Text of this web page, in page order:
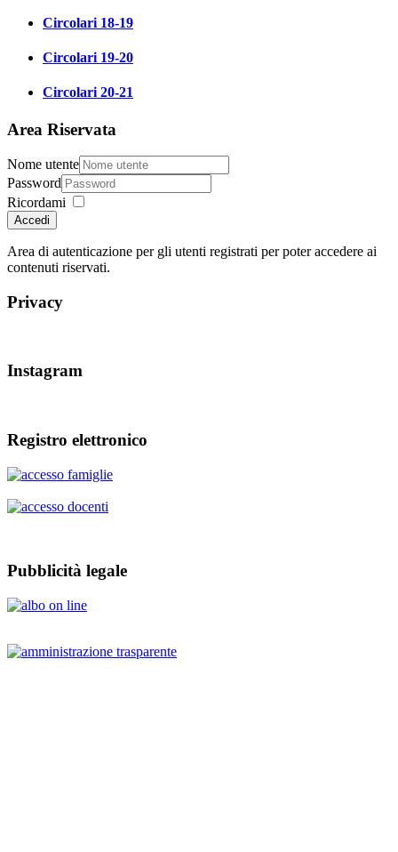
Circolari 18-19
Circolari 19-20
Circolari 20-21
Area Riservata
Nome utente
Password
Ricordami
Accedi
Area di autenticazione per gli utenti registrati per poter accedere ai
contenuti riservati.
Privacy
Instagram
Registro elettronico
Pubblicità legale